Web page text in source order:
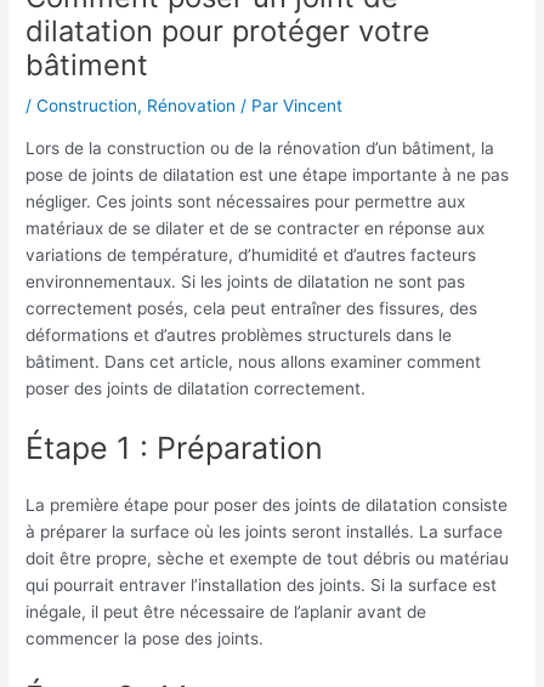
dilatation pour protéger votre
bâtiment
/Construction, Rénovation / ParVincent
Lors de la construction ou de la rénovation d’un bâtiment, la
pose de joints de dilatation est une étape importante à ne pas
négliger. Ces joints sont nécessaires pour permettre aux
matériaux de se dilater et de se contracter en réponse aux
variations de température, d’humidité et d’autres facteurs
environnementaux. Si les joints de dilatation ne sont pas
correctement posés, cela peut entraîner des fissures, des
déformations et d’autres problèmes structurels dans le
bâtiment. Dans cet article, nous allons examiner comment
poser des joints de dilatation correctement.
Étape 1 : Préparation
La première étape pour poser des joints de dilatation consiste
à préparer la surface où les joints seront installés. La surface
doit être propre, sèche et exempte de tout débris ou matériau
qui pourrait entraver l’installation des joints. Si la surface est
inégale, il peut être nécessaire de l’aplanir avant de
commencer la pose des joints.